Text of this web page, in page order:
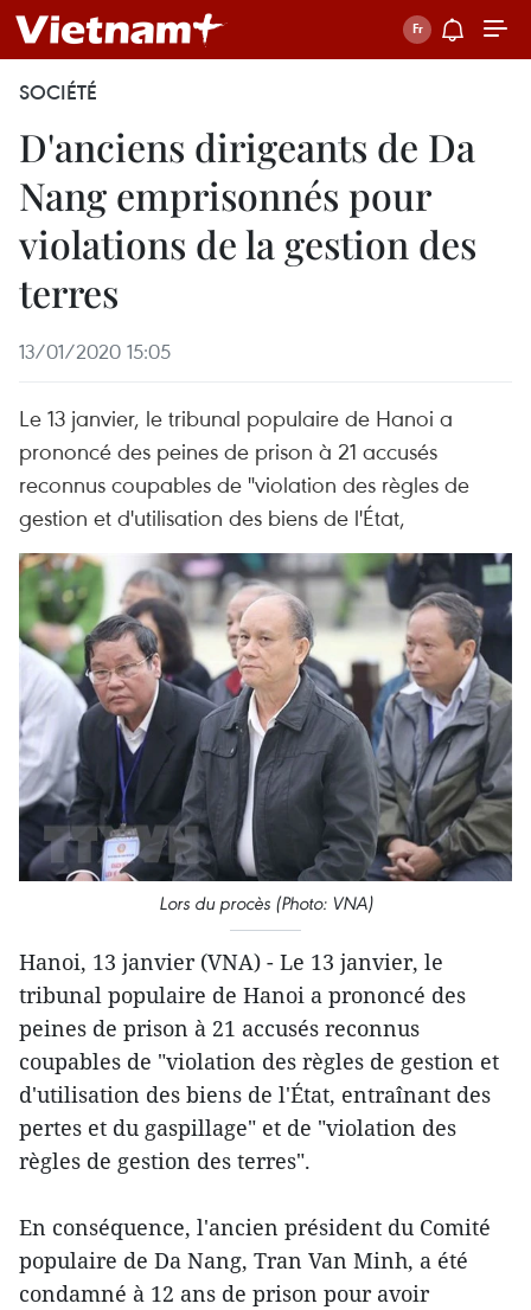
SOCIÉTÉ
D'anciens dirigeants de Da
Nang emprisonnés pour
violations de la gestion des
terres
13/01/2020 15:05
Le 13 janvier, le tribunal populaire de Hanoi a
prononcé des peines de prison à 21 accusés
reconnus coupables de "violation des règles de
gestion et d'utilisation des biens de l'État,
Lors du procès (Photo: VNA)
Hanoi, 13 janvier (VNA) - Le 13 janvier, le
tribunal populaire de Hanoi a prononcé des
peines de prison à 21 accusés reconnus
coupables de "violation des règles de gestion et
d'utilisation des biens de l'État, entraînant des
pertes et du gaspillage" et de "violation des
règles de gestion des terres".
En conséquence, l'ancien président du Comité
populaire de Da Nang, Tran Van Minh, a été
condamné à 12 ans de prison pour avoir